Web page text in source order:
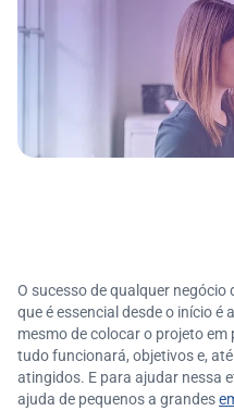
O sucesso de qualquer
que é essencial desde o início é
mesmo de colocar o projeto
tudo funcionará, objetivos e,
atingidos. E para ajudar nessa
ajuda de pequenos a grandes